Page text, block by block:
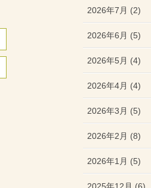
2026年7月 (2)
2026年6月 (5)
2026年5月 (4)
2026年4月 (4)
2026年3月 (5)
2026年2月 (8)
2026年1月 (5)